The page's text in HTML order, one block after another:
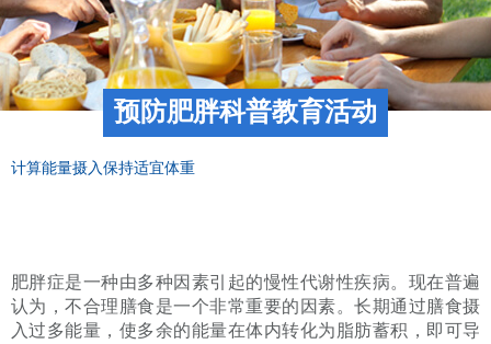
预防肥胖科普教育活动
计算能量摄入保持适宜体重
肥胖症是一种由多种因素引起的慢性代谢性疾病。现在普遍
认为，不合理膳食是一个非常重要的因素。长期通过膳食摄
入过多能量，使多余的能量在体内转化为脂肪蓄积，即可导